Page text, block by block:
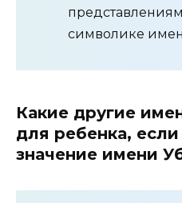
символике
Какие другие
для ребенка,
значение имени